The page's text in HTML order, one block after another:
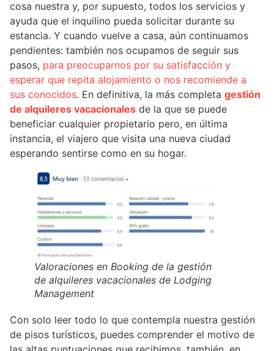
cosa nuestra y, por supuesto, todos los servicios y
ayuda que el inquilino pueda solicitar durante su
estancia. Y cuando vuelve a casa, aún continuamos
pendientes: también nos ocupamos de seguir sus
pasos, para preocuparnos por su satisfacción y
esperar que repita alojamiento o nos recomiende a
sus conocidos. En definitiva, la más completa gestión
de alquileres vacacionales de la que se puede
beneficiar cualquier propietario pero, en última
instancia, el viajero que visita una nueva ciudad
esperando sentirse como en su hogar.
Valoraciones en Booking de la gestión
de alquileres vacacionales de Lodging
Management
Con solo leer todo lo que contempla nuestra gestión
de pisos turísticos, puedes comprender el motivo de